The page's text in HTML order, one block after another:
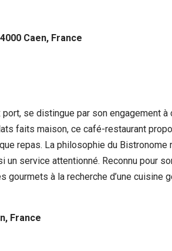
Caen, France
se distingue par son engagement
faits maison, ce café-restaurant
repas. La philosophie du
service attentionné. Reconnu pour
à la recherche d’une cuisine
France